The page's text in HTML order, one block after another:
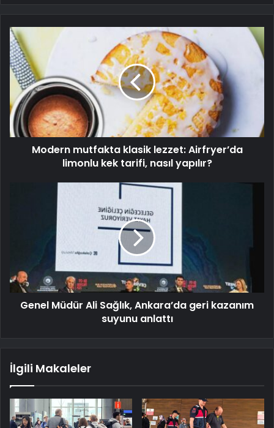
Modern mutfakta klasik lezzet: Airfryer’da
limonlu kek tarifi, nasıl yapılır?
Genel Müdür Ali Sağlık, Ankara’da geri kazanım
suyunu anlattı
İlgili Makaleler